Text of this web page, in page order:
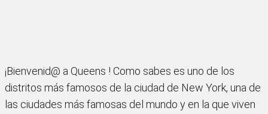
¡Bienvenid@ a Queens ! Como sabes es uno de los
distritos más famosos de la ciudad de New York, una de
las ciudades más famosas del mundo y en la que viven